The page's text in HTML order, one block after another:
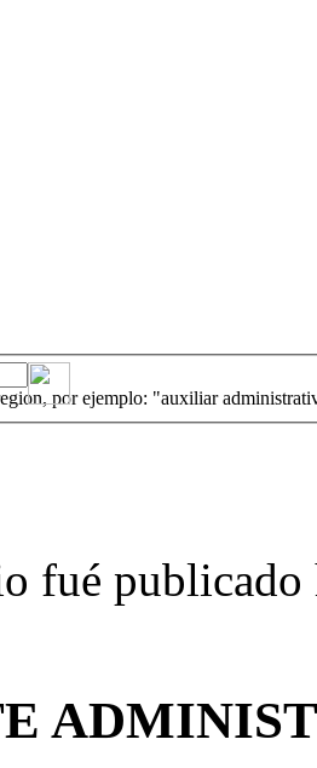
por ejemplo: "auxiliar
fué publicado